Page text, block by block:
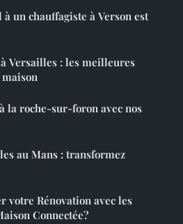
un chauffagiste à Verson est
Versailles : les meilleures
la roche-sur-foron avec nos
au Mans : transformez
votre Rénovation avec les
Connectée?